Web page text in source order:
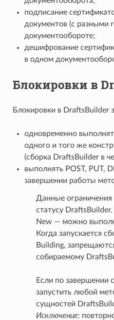
подписание
документов (с разными
документообороте;
дешифрование
в одном
Блокировки в
Блокировки в DraftsBuilder
одновременно
одного и того же
(сборка DraftsBuilder в
выполнять POST, PUT,
завершении работы
Данные
статусу
New — можно
Когда запускается
Building,
собираемому
Если по завершении
запустить любой
сущностей
Исключение: